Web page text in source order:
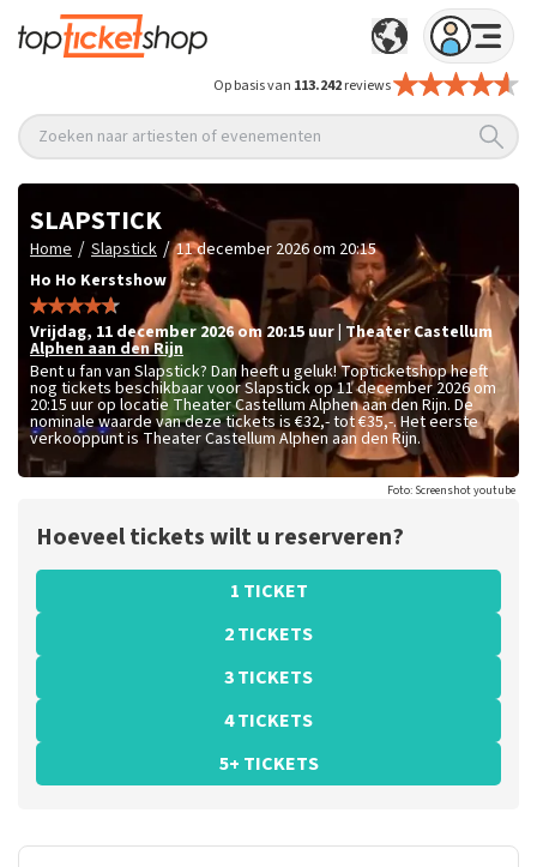
Op basis van 113.242reviews
Zoeken naar artiesten of evenementen
SLAPSTICK
Home / Slapstick / 11 december 2026 om 20:15
Ho Ho Kerstshow
vrijdag, 11 december 2026 om 20:15 uur Theater Castellum
Alphen aan den Rijn
Bent u fan van Slapstick? Dan heeft u geluk! Topticketshop heeft
nog tickets beschikbaar voor Slapstick op 11 december 2026 om
20:15 uur op locatie Theater Castellum Alphen aan den Rijn. De
nominale waarde van deze tickets is €32,- tot €35,-. Het eerste
verkooppunt is Theater Castellum Alphen aan den Rijn.
Foto: Screenshot youtube
Hoeveel tickets wilt u reserveren?
1 TICKET
2 TICKETS
3 TICKETS
4 TICKETS
5+ TICKETS